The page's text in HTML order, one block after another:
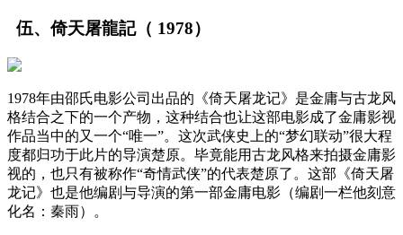
伍、倚天屠龍記（ 1978）
1978年由邵氏电影公司出品的《倚天屠龙记》是金庸与古龙风
格结合之下的一个产物，这种结合也让这部电影成了金庸影视
作品当中的又一个“唯一”。这次武侠史上的“梦幻联动”很大程
度都归功于此片的导演楚原。毕竟能用古龙风格来拍摄金庸影
视的，也只有被称作“奇情武侠”的代表楚原了。这部《倚天屠
龙记》也是他编剧与导演的第一部金庸电影（编剧一栏他刻意
化名：秦雨）。